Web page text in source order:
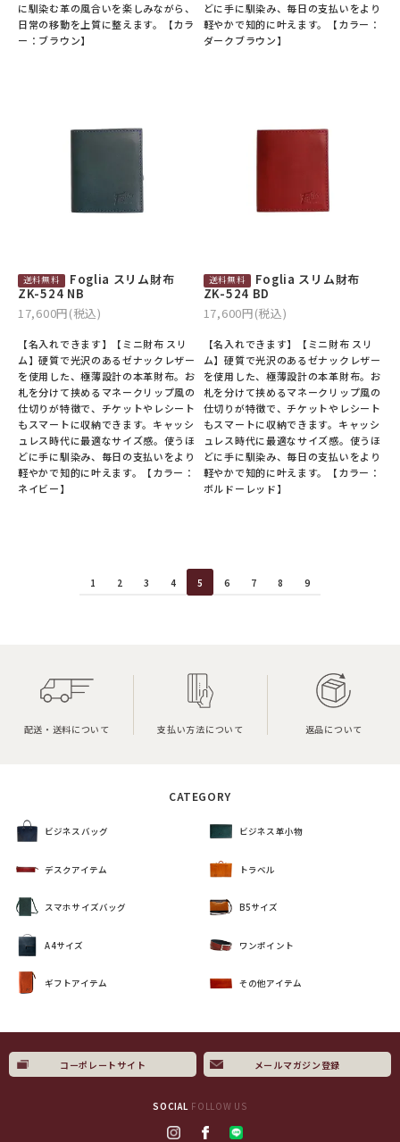
に馴染む革の風合いを楽しみながら、
日常の移動を上質に整えます。【カラ
ー：ブラウン】
どに手に馴染み、毎日の支払いをより
軽やかで知的に叶えます。【カラー：
ダークブラウン】
Foglia スリム財布
ZK-524 NB
17,600円(税込)
【名入れできます】【ミニ財布 スリ
ム】硬質で光沢のあるゼナックレザー
を使用した、極薄設計の本革財布。お
札を分けて挟めるマネークリップ風の
仕切りが特徴で、チケットやレシート
もスマートに収納できます。キャッシ
ュレス時代に最適なサイズ感。使うほ
どに手に馴染み、毎日の支払いをより
軽やかで知的に叶えます。【カラー：
ネイビー】
Foglia スリム財布
ZK-524 BD
17,600円(税込)
【名入れできます】【ミニ財布 スリ
ム】硬質で光沢のあるゼナックレザー
を使用した、極薄設計の本革財布。お
札を分けて挟めるマネークリップ風の
仕切りが特徴で、チケットやレシート
もスマートに収納できます。キャッシ
ュレス時代に最適なサイズ感。使うほ
どに手に馴染み、毎日の支払いをより
軽やかで知的に叶えます。【カラー：
ボルドーレッド】
1 2 3 4 5 6 7 8 9
配送・送料について 支払い方法について 返品について
CATEGORY
ビジネスバッグ ビジネス革小物
デスクアイテム トラベル
スマホサイズバッグ B5サイズ
A4サイズ ワンポイント
ギフトアイテム その他アイテム
コーポレートサイト メールマガジン登録
SOCIAL FOLLOW US